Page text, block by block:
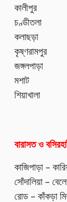
কালীপুর
চণ্ডীতলা
কলাছড়া
কৃষ্ণরামপুর
জঙ্গলপাড়া
মশাট
শিয়াখালা
বারাসত ও
কাজিপাড়া –
সোঁদালিয়া –
রোড – কাঁকড়া